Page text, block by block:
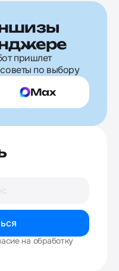
пришлет
по выбору
Max
на обработку